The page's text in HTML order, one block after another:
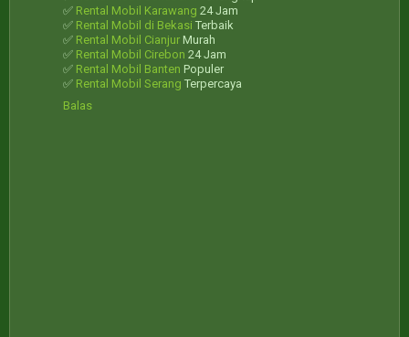
✅ Rental Mobil Karawang 24 Jam
✅ Rental Mobil di Bekasi Terbaik
✅ Rental Mobil Cianjur Murah
✅ Rental Mobil Cirebon 24 Jam
✅ Rental Mobil Banten Populer
✅ Rental Mobil Serang Terpercaya
Balas